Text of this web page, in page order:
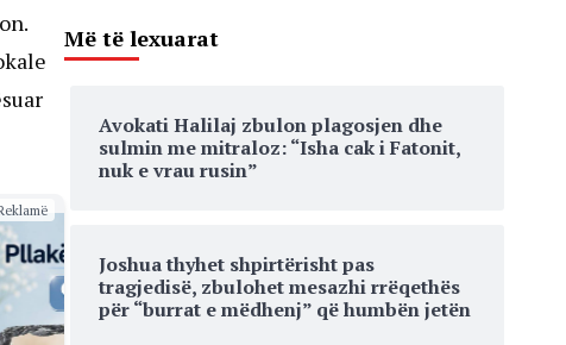
Më të lexuarat
Avokati Halilaj zbulon plagosjen dhe
sulmin me mitraloz: “Isha cak i Fatonit,
nuk e vrau rusin”
Joshua thyhet shpirtërisht pas
tragjedisë, zbulohet mesazhi rrëqethës
për “burrat e mëdhenj” që humbën jetën